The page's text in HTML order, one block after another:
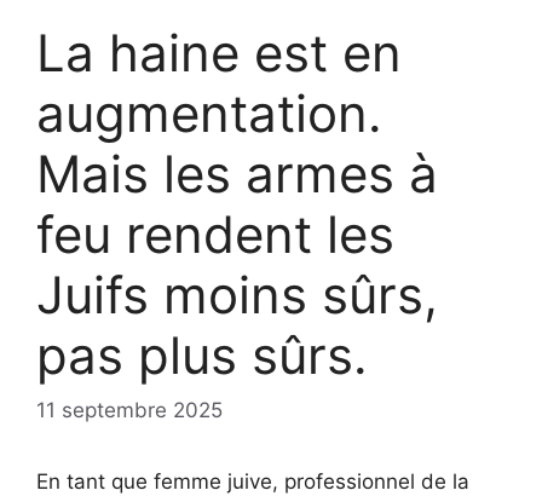
La haine est en
augmentation.
Mais les armes à
feu rendent les
Juifs moins sûrs,
pas plus sûrs.
11 septembre 2025
En tant que femme juive, professionnel de la